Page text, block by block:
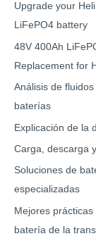
Upgrade your
LiFePO4 battery
48V 400Ah
Replacement for
Análisis de
baterías
Explicación de la
Carga, descarga
Soluciones de
especializadas
Mejores
batería de la